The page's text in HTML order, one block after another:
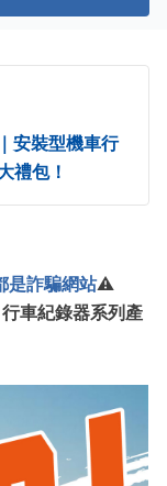
安裝型機車行
禮包！
是詐騙網站⚠️
車紀錄器系列產